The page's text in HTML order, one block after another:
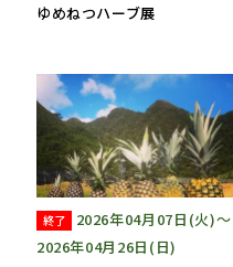
ゆめねつハーブ展
終了
2026年04月07日(火)〜
2026年04月26日(日)